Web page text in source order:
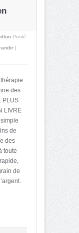
Posté
|
des
PLUS
LIVRE
de
des
toute
de